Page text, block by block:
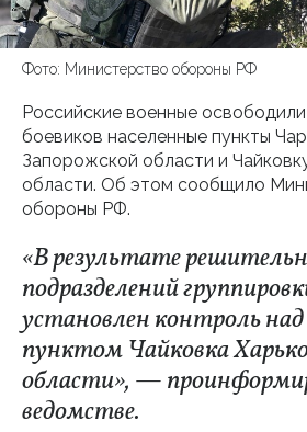
Фото: Министерство обороны РФ
Российские военные
боевиков населенные пункты
Запорожской области и
области. Об этом сообщило
обороны РФ.
«В результате
подразделений
установлен контроль
пунктом Чайковка
области», —
ведомстве.